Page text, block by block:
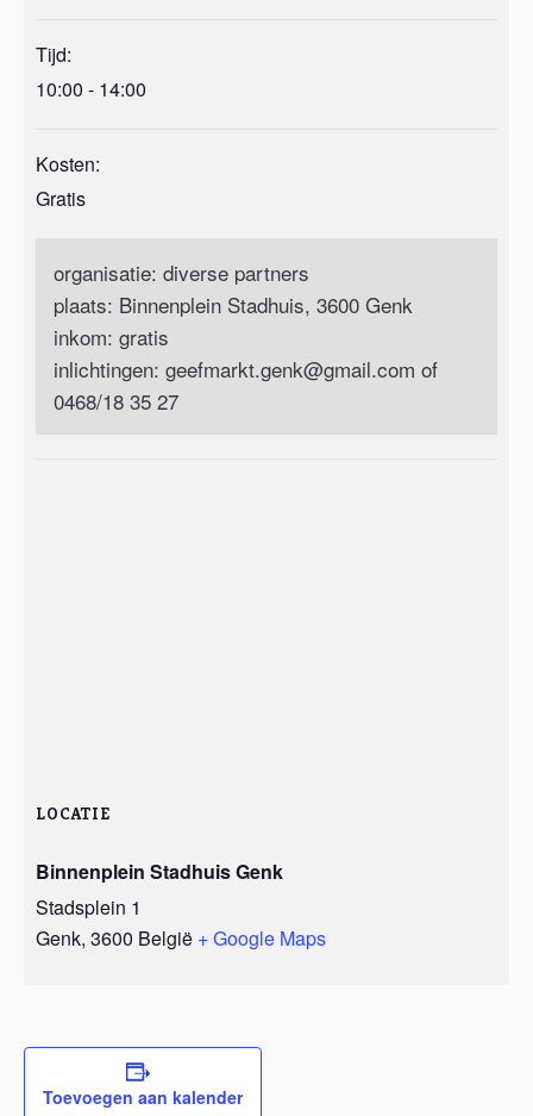
Tijd:
10:00 - 14:00
Kosten:
Gratis
organisatie: diverse partners
plaats: Binnenplein Stadhuis, 3600 Genk
inkom: gratis
inlichtingen: geefmarkt.genk@gmail.com of
0468/18 35 27
LOCATIE
Binnenplein Stadhuis Genk
Stadsplein 1
Genk, 3600 België + Google Maps
Toevoegen aan kalender